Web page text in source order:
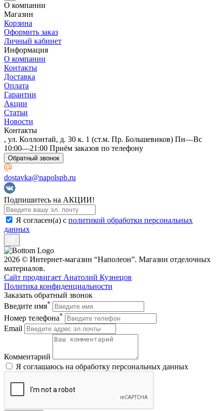
О компании
Магазин
Корзина
Оформить заказ
Личный кабинет
Информация
О компании
Контакты
Доставка
Оплата
Гарантии
Акции
Статьи
Новости
Контакты
, ул. Коллонтай, д. 30 к. 1 (ст.м. Пр. Большевиков) Пн—Вс
10:00—21:00 Приём заказов по телефону
Обратный звонок
dostavka@napolspb.ru
Подпишитесь на АКЦИИ!
Я согласен(a) с политикой обработки персональных
данных
2026 © Интернет-магазин “Наполеон”. Магазин отделочных
материалов.
Сайт продвигает Анатолий Кузнецов
Политика конфиденциальности
Заказать обратный звонок
Введите имя*
Номер телефона*
Email
Комментарий
Я соглашаюсь на обработку персональных данных